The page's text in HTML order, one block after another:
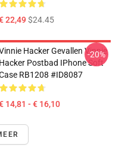
22,49$24.45
Hacker Gevallen Vinnie
Hacker Postbad IPhone Soft
RB1208 #ID8087
14,81 - € 16,10
-20%